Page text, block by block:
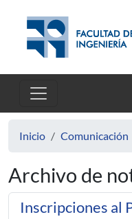
Inicio Comunicación
Archivo de
Inscripciones al